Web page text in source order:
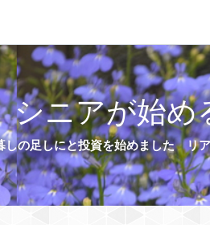
シニアが始め
しの足しにと投資を始めました リ